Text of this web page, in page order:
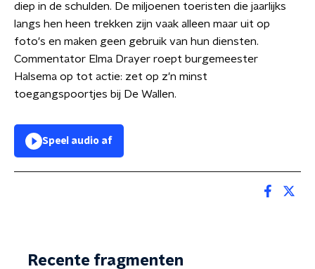
diep in de schulden. De miljoenen toeristen die jaarlijks
langs hen heen trekken zijn vaak alleen maar uit op
foto's en maken geen gebruik van hun diensten.
Commentator Elma Drayer roept burgemeester
Halsema op tot actie: zet op z'n minst
toegangspoortjes bij De Wallen.
Speel audio af
Recente fragmenten